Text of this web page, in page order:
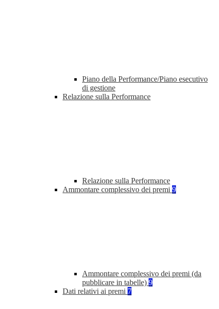
Piano della Performance/Piano esecutivo
di gestione
Relazione sulla Performance
Relazione sulla Performance
Ammontare complessivo dei premi 9
Ammontare complessivo dei premi (da
pubblicare in tabelle) 9
Dati relativi ai premi 7